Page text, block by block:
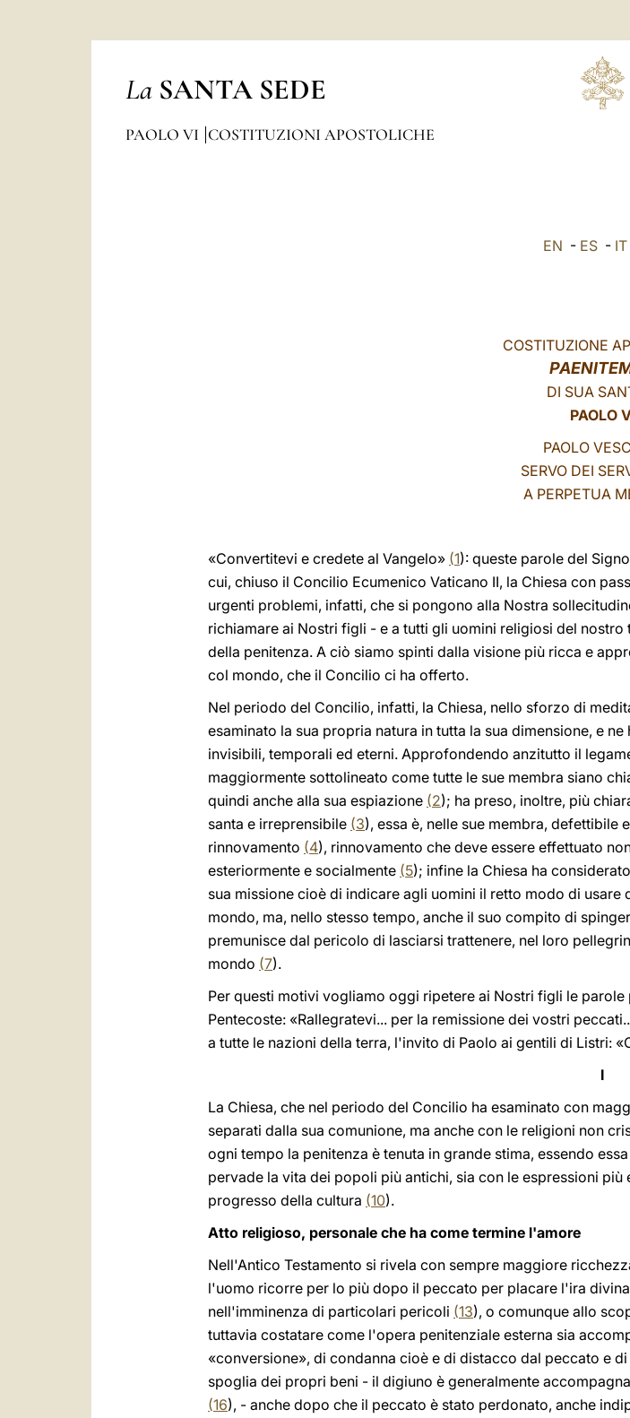
La SANTA SEDE
PAOLO VI COSTITUZIONI APOSTOLICHE
EN - ES- IT
COSTITUZIONE
DI SUA
PAOLO
PAOLO
SERVO DEI
A PERPETUA
«Convertitevi e credete al Vangelo» (1): queste parole del
cui, chiuso il Concilio Ecumenico Vaticano II, la Chiesa con
urgenti problemi, infatti, che si pongono alla Nostra
richiamare ai Nostri figli - e a tutti gli uomini religiosi del
della penitenza. A ciò siamo spinti dalla visione più ricca e
col mondo, che il Concilio ci ha offerto.
Nel periodo del Concilio, infatti, la Chiesa, nello sforzo di
esaminato la sua propria natura in tutta la sua dimensione, e
invisibili, temporali ed eterni. Approfondendo anzitutto il
maggiormente sottolineato come tutte le sue membra siano
quindi anche alla sua espiazione (2); ha preso, inoltre, più
santa e irreprensibile (3), essa è, nelle sue membra, defettibile
rinnovamento (4), rinnovamento che deve essere effettuato
esteriormente e socialmente (5); infine la Chiesa ha
sua missione cioè di indicare agli uomini il retto modo di
mondo, ma, nello stesso tempo, anche il suo compito di
premunisce dal pericolo di lasciarsi trattenere, nel loro
mondo (7).
Per questi motivi vogliamo oggi ripetere ai Nostri figli le
Pentecoste: «Rallegratevi... per la remissione dei vostri
a tutte le nazioni della terra, l'invito di Paolo ai gentili di Listri:
I
La Chiesa, che nel periodo del Concilio ha esaminato con
separati dalla sua comunione, ma anche con le religioni non
ogni tempo la penitenza è tenuta in grande stima, essendo
pervade la vita dei popoli più antichi, sia con le espressioni
progresso della cultura (10).
Atto religioso, personale che ha come termine l'amore
Nell'Antico Testamento si rivela con sempre maggiore
l'uomo ricorre per lo più dopo il peccato per placare l'ira divina
nell'imminenza di particolari pericoli (13), o comunque allo
tuttavia costatare come l'opera penitenziale esterna sia
«conversione», di condanna cioè e di distacco dal peccato e
spoglia dei propri beni - il digiuno è generalmente
(16), - anche dopo che il peccato è stato perdonato, anche